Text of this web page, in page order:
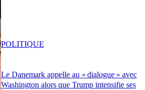
Le Danemark appelle au « dialogue » avec
Washington alors que Trump intensifie ses
POLITIQUE